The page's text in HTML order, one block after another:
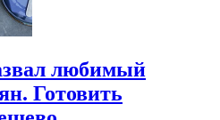
любимый
Готовить